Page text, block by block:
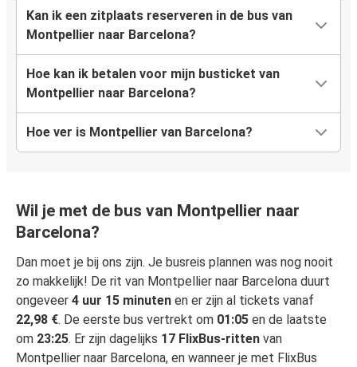
Kan ik een zitplaats reserveren in de bus van
Montpellier naar Barcelona?
Hoe kan ik betalen voor mijn busticket van
Montpellier naar Barcelona?
Hoe ver is Montpellier van Barcelona?
Wil je met de bus van Montpellier naar
Barcelona?
Dan moet je bij ons zijn. Je busreis plannen was nog nooit
zo makkelijk! De rit van Montpellier naar Barcelona duurt
ongeveer 4 uur 15 minuten en er zijn al tickets vanaf
22,98 €. De eerste bus vertrekt om 01:05 en de laatste
om 23:25. Er zijn dagelijks 17 FlixBus-ritten van
Montpellier naar Barcelona, en wanneer je met FlixBus